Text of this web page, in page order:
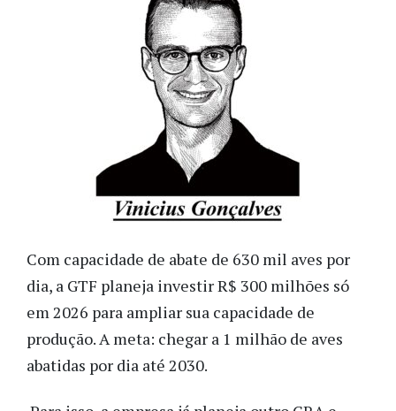
Com capacidade de abate de 630 mil aves por
dia, a GTF planeja investir R$ 300 milhões só
em 2026 para ampliar sua capacidade de
produção. A meta: chegar a 1 milhão de aves
abatidas por dia até 2030.